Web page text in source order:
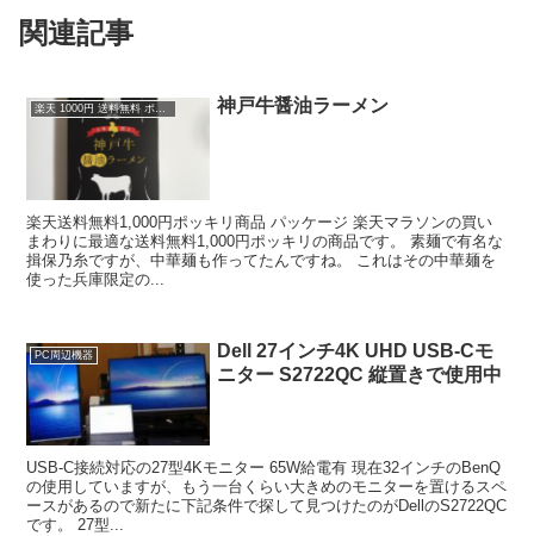
関連記事
楽天 1000円 送料無料 ポッキリ 神戸牛醤油ラーメン
楽天送料無料1,000円ポッキリ商品 パッケージ 楽天マラソンの買い
まわりに最適な送料無料1,000円ポッキリの商品です。 素麺で有名な
揖保乃糸ですが、中華麺も作ってたんですね。 これはその中華麺を
使った兵庫限定の...
PC周辺機器
Dell 27インチ4K UHD USB-Cモ
ニター S2722QC 縦置きで使用中
USB-C接続対応の27型4Kモニター 65W給電有 現在32インチのBenQ
の使用していますが、もう一台くらい大きめのモニターを置けるスペ
ースがあるので新たに下記条件で探して見つけたのがDellのS2722QC
です。 27型...